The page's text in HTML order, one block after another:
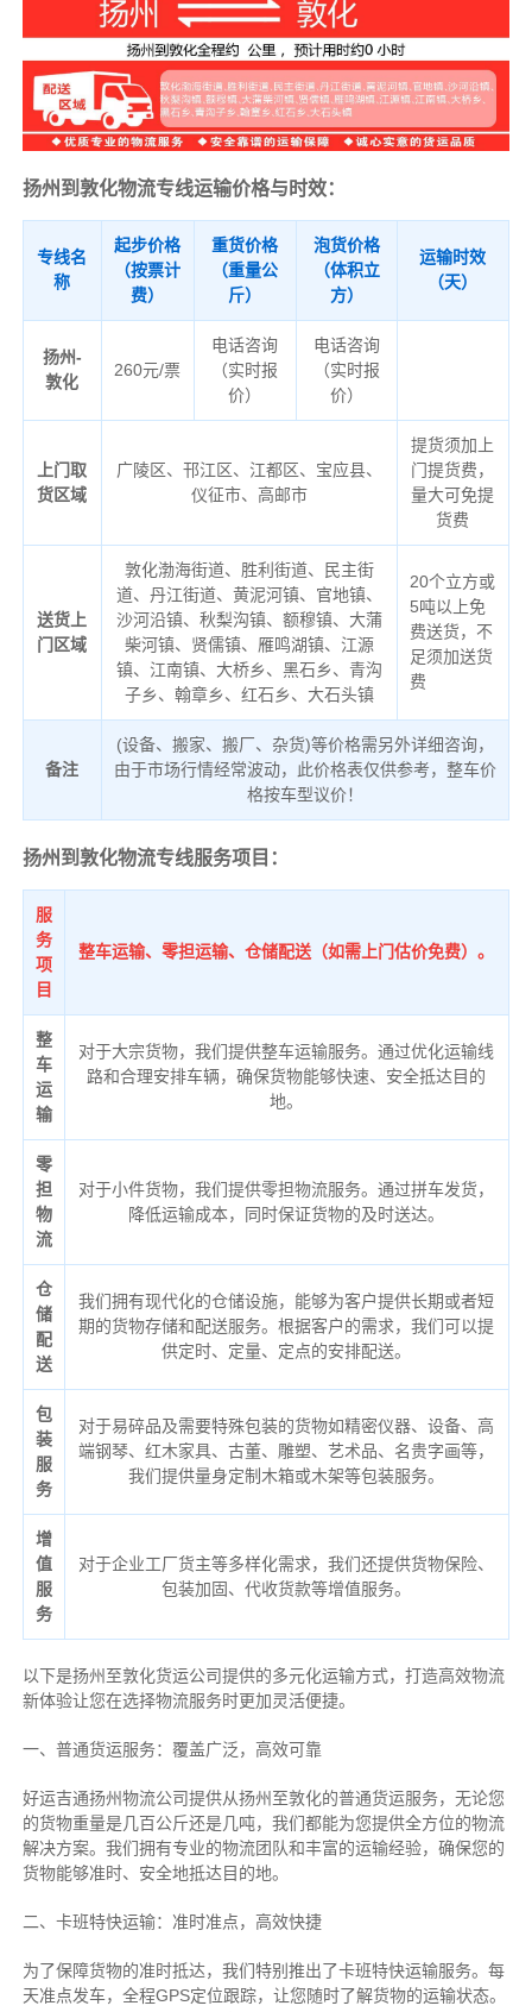
扬州到敦化物流专线运输价格与时效：
专线名
称
起步价格
（按票计
费）
重货价格
（重量公
斤）
泡货价格
（体积立
方）
运输时效
（天）
扬州-
敦化
260元/票
电话咨询
（实时报
价）
电话咨询
（实时报
价）
上门取
货区域
广陵区、邗江区、江都区、宝应县、
仪征市、高邮市
提货须加上
门提货费，
量大可免提
货费
送货上
门区域
敦化渤海街道、胜利街道、民主街
道、丹江街道、黄泥河镇、官地镇、
沙河沿镇、秋梨沟镇、额穆镇、大蒲
柴河镇、贤儒镇、雁鸣湖镇、江源
镇、江南镇、大桥乡、黑石乡、青沟
子乡、翰章乡、红石乡、大石头镇
20个立方或
5吨以上免
费送货，不
足须加送货
费
备注
(设备、搬家、搬厂、杂货)等价格需另外详细咨询，
由于市场行情经常波动，此价格表仅供参考，整车价
格按车型议价！
扬州到敦化物流专线服务项目：
服
务
项
目
整车运输、零担运输、仓储配送（如需上门估价免费）。
整
车
运
输
对于大宗货物，我们提供整车运输服务。通过优化运输线
路和合理安排车辆，确保货物能够快速、安全抵达目的
地。
零
担
物
流
对于小件货物，我们提供零担物流服务。通过拼车发货，
降低运输成本，同时保证货物的及时送达。
仓
储
配
送
我们拥有现代化的仓储设施，能够为客户提供长期或者短
期的货物存储和配送服务。根据客户的需求，我们可以提
供定时、定量、定点的安排配送。
包
装
服
务
对于易碎品及需要特殊包装的货物如精密仪器、设备、高
端钢琴、红木家具、古董、雕塑、艺术品、名贵字画等，
我们提供量身定制木箱或木架等包装服务。
增
值
服
务
对于企业工厂货主等多样化需求，我们还提供货物保险、
包装加固、代收货款等增值服务。
以下是扬州至敦化货运公司提供的多元化运输方式，打造高效物流
新体验让您在选择物流服务时更加灵活便捷。
一、普通货运服务：覆盖广泛，高效可靠
好运吉通扬州物流公司提供从扬州至敦化的普通货运服务，无论您
的货物重量是几百公斤还是几吨，我们都能为您提供全方位的物流
解决方案。我们拥有专业的物流团队和丰富的运输经验，确保您的
货物能够准时、安全地抵达目的地。
二、卡班特快运输：准时准点，高效快捷
为了保障货物的准时抵达，我们特别推出了卡班特快运输服务。每
天准点发车，全程GPS定位跟踪，让您随时了解货物的运输状态。